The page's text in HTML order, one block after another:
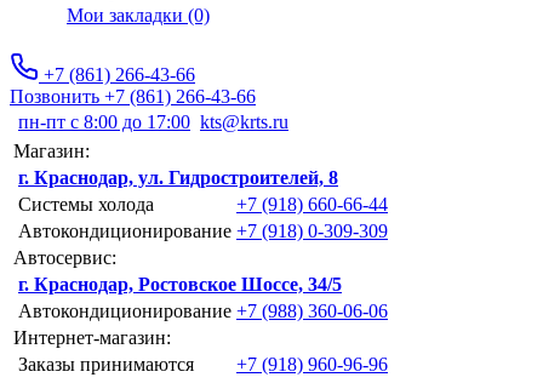
Мои закладки (0)
+7 (861) 266-43-66
Позвонить +7 (861) 266-43-66
пн-пт с 8:00 до 17:00 kts@krts.ru
Магазин:
г. Краснодар, ул. Гидростроителей, 8
Системы холода
+7 (918) 660-66-44
Автокондиционирование +7 (918) 0-309-309
Автосервис:
г. Краснодар, Ростовское Шоссе, 34/5
Автокондиционирование +7 (988) 360-06-06
Интернет-магазин:
Заказы принимаются
+7 (918) 960-96-96